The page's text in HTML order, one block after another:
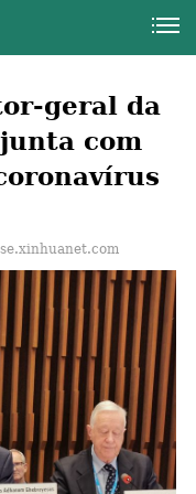
geral da
com